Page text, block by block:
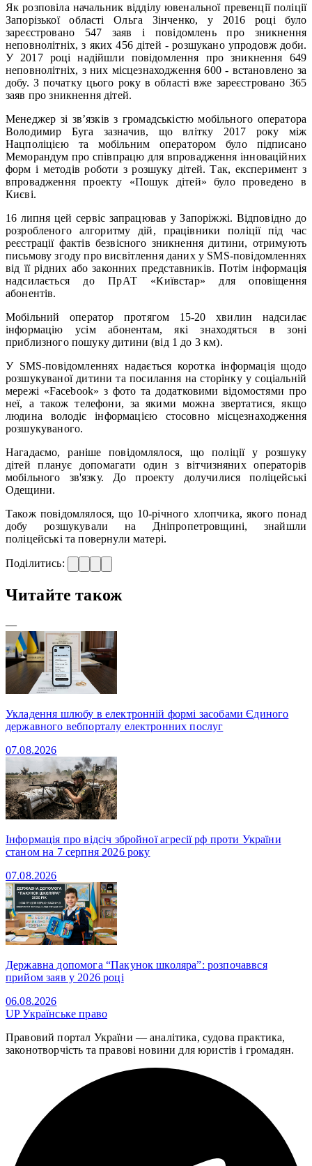
Як розповіла начальник відділу ювенальної превенції поліції
Запорізької області Ольга Зінченко, у 2016 році було
зареєстровано 547 заяв і повідомлень про зникнення
неповнолітніх, з яких 456 дітей - розшукано упродовж доби.
У 2017 році надійшли повідомлення про зникнення 649
неповнолітніх, з них місцезнаходження 600 - встановлено за
добу. З початку цього року в області вже зареєстровано 365
заяв про зникнення дітей.
Менеджер зі зв’язків з громадськістю мобільного оператора
Володимир Буга зазначив, що влітку 2017 року між
Нацполіцією та мобільним оператором було підписано
Меморандум про співпрацю для впровадження інноваційних
форм і методів роботи з розшуку дітей. Так, експеримент з
впровадження проекту «Пошук дітей» було проведено в
Києві.
16 липня цей сервіс запрацював у Запоріжжі. Відповідно до
розробленого алгоритму дій, працівники поліції під час
реєстрації фактів безвісного зникнення дитини, отримують
письмову згоду про висвітлення даних у SMS-повідомленнях
від її рідних або законних представників. Потім інформація
надсилається до ПрАТ «Київстар» для оповіщення
абонентів.
Мобільний оператор протягом 15-20 хвилин надсилає
інформацію усім абонентам, які знаходяться в зоні
приблизного пошуку дитини (від 1 до 3 км).
У SMS-повідомленнях надається коротка інформація щодо
розшукуваної дитини та посилання на сторінку у соціальній
мережі «Facebook» з фото та додатковими відомостями про
неї, а також телефони, за якими можна звертатися, якщо
людина володіє інформацією стосовно місцезнаходження
розшукуваного.
Нагадаємо, раніше повідомлялося, що поліції у розшуку
дітей планує допомагати один з вітчизняних операторів
мобільного зв'язку. До проекту долучилися поліцейські
Одещини.
Також повідомлялося, що 10-річного хлопчика, якого понад
добу розшукували на Дніпропетровщині, знайшли
поліцейські та повернули матері.
Поділитись:
Читайте також
—
Укладення шлюбу в електронній формі засобами Єдиного
державного вебпорталу електронних послуг
07.08.2026
Інформація про відсіч збройної агресії рф проти України
станом на 7 серпня 2026 року
07.08.2026
Державна допомога “Пакунок школяра”: розпочаввся
прийом заяв у 2026 році
06.08.2026
UPУкраїнське право
Правовий портал України — аналітика, судова практика,
законотворчість та правові новини для юристів і громадян.